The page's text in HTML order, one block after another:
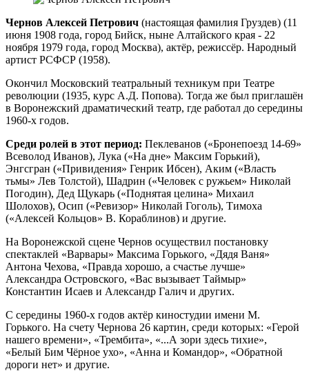
Чернов Алексей Петрович (настоящая фамилия Груздев) (11
июня 1908 года, город Бийск, ныне Алтайского края - 22
ноября 1979 года, город Москва), актёр, режиссёр. Народный
артист РСФСР (1958).
Окончил Московский театральный техникум при Театре
революции (1935, курс А.Д. Попова). Тогда же был приглашён
в Воронежский драматический театр, где работал до середины
1960-х годов.
Среди ролей в этот период: Пеклеванов («Бронепоезд 14-69»
Всеволод Иванов), Лука («На дне» Максим Горький),
Энгсгран («Привидения» Генрик Ибсен), Аким («Власть
тьмы» Лев Толстой), Шадрин («Человек с ружьем» Николай
Погодин), Дед Щукарь («Поднятая целина» Михаил
Шолохов), Осип («Ревизор» Николай Гоголь), Тимоха
(«Алексей Кольцов» В. Кораблинов) и другие.
На Воронежской сцене Чернов осуществил постановку
спектаклей «Варвары» Максима Горького, «Дядя Ваня»
Антона Чехова, «Правда хорошо, а счастье лучше»
Александра Островского, «Вас вызывает Таймыр»
Константин Исаев и Александр Галич и других.
С середины 1960-х годов актёр киностудии имени М.
Горького. На счету Чернова 26 картин, среди которых: «Герой
нашего времени», «Трембита», «...А зори здесь тихие»,
«Белый Бим Чёрное ухо», «Анна и Командор», «Обратной
дороги нет» и другие.